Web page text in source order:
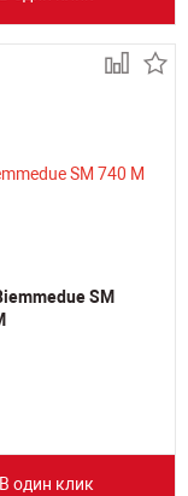
SM
В один клик